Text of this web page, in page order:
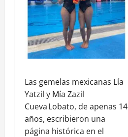
Las gemelas mexicanas Lía
Yatzil y Mía Zazil
Cueva Lobato, de apenas 14
años, escribieron una
página histórica en el